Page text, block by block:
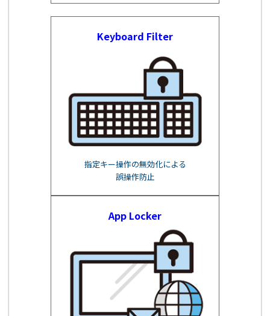
Keyboard Filter
指定キー操作の無効化による
誤操作防止
App Locker